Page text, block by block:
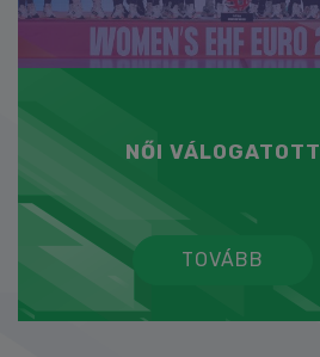
NŐI VÁLOGATOTT
TOVÁBB